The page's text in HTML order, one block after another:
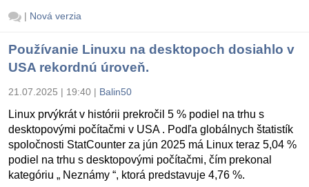
| Nová verzia
Používanie Linuxu na desktopoch dosiahlo v
USA rekordnú úroveň.
21.07.2025 | 19:40 | Balin50
Linux prvýkrát v histórii prekročil 5 % podiel na trhu s
desktopovými počítačmi v USA . Podľa globálnych štatistík
spoločnosti StatCounter za jún 2025 má Linux teraz 5,04 %
podiel na trhu s desktopovými počítačmi, čím prekonal
kategóriu „ Neznámy “, ktorá predstavuje 4,76 %.